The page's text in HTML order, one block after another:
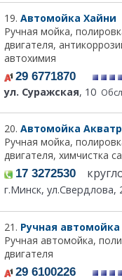
19. Автомойка Хайни
Ручная мойка,
двигателя,
автохимия
29 6771870
ул. Суражская, 10
20. Автомойка
Ручная мойка,
двигателя, химчистка
17 3272530
г.Минск, ул.Свердлова,
21. Ручная автомойка
Ручная автомойка,
двигателя
29 6100226